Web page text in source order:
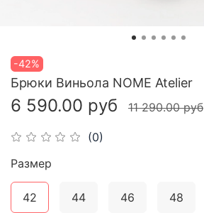
-42%
(0)
Брюки Виньола NOME Atelier
6 590.00 руб 11 290.00 руб
Размер
42 44 46 48